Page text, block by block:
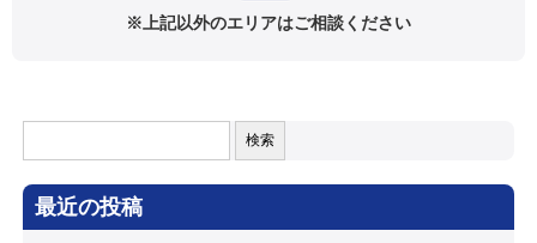
※上記以外のエリアはご相談ください
索:
最近の投稿